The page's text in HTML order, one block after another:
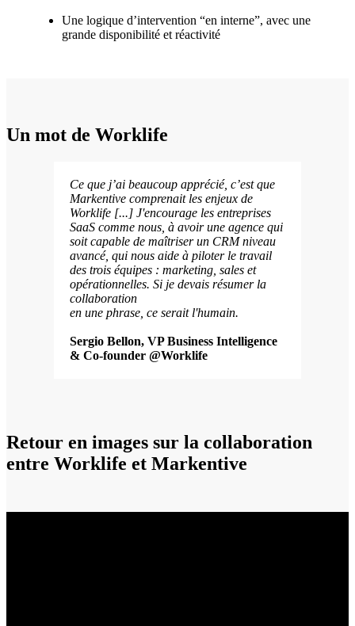
Une logique d’intervention “en interne”, avec une
grande disponibilité et réactivité
Un mot de Worklife
Ce que j’ai beaucoup apprécié, c’est que
Markentive comprenait les enjeux de
Worklife [...] J'encourage les entreprises
SaaS comme nous, à avoir une agence qui
soit capable de maîtriser un CRM niveau
avancé, qui nous aide à piloter le travail
des trois équipes : marketing, sales et
opérationnelles. Si je devais résumer la
collaboration
en une phrase, ce serait l'humain.
Sergio Bellon, VP Business Intelligence
& Co-founder @Worklife
Retour en images sur la collaboration
entre Worklife et Markentive